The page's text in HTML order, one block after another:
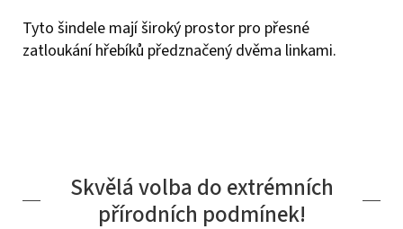
Tyto šindele mají široký prostor pro přesné
zatloukání hřebíků předznačený dvěma linkami.
Skvělá volba do extrémních
přírodních podmínek!